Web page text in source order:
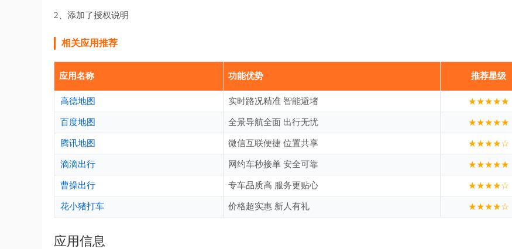
2、添加了授权说明
相关应用推荐
应用名称 功能优势 推荐星级
高德地图 实时路况精准 智能避堵 ★★★★★
百度地图 全景导航全面 出行无忧 ★★★★★
腾讯地图 微信互联便捷 位置共享 ★★★★☆
滴滴出行 网约车秒接单 安全可靠 ★★★★★
曹操出行 专车品质高 服务更贴心 ★★★★☆
花小猪打车 价格超实惠 新人有礼 ★★★★☆
应用信息